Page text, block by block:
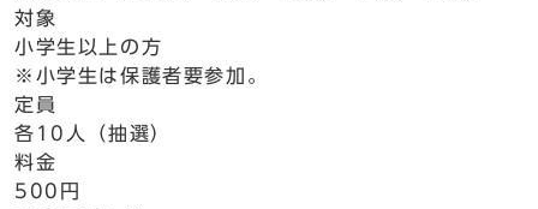
対象
小学生以上の方
※小学生は保護者要参加。
定員
各10人（抽選）
料金
500円